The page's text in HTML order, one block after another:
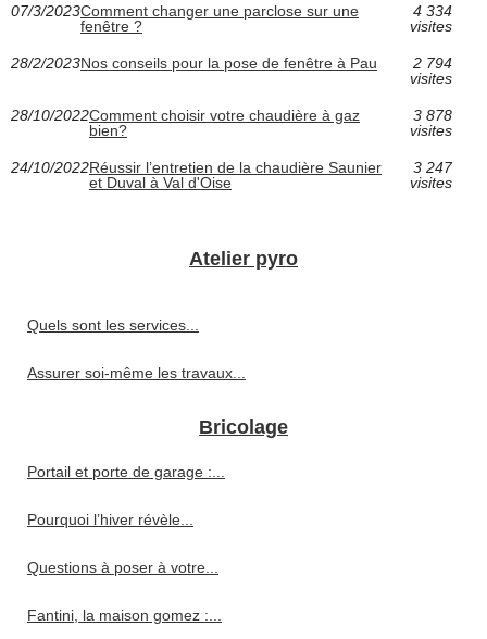
07/3/2023Comment changer une parclose sur une
fenêtre ?
4 334
visites
28/2/2023Nos conseils pour la pose de fenêtre à Pau
2 794
visites
28/10/2022Comment choisir votre chaudière à gaz
bien?
3 878
visites
24/10/2022Réussir l’entretien de la chaudière Saunier
et Duval à Val d'Oise
3 247
visites
Atelier pyro
Quels sont les services...
Assurer soi-même les travaux...
Bricolage
Portail et porte de garage :...
Pourquoi l’hiver révèle...
Questions à poser à votre...
Fantini, la maison gomez :...